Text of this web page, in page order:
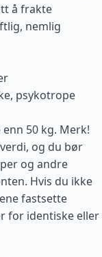
å frakte
nemlig
psykotrope
50 kg. Merk!
og du bør
og andre
Hvis du ikke
fastsette
for identiske eller